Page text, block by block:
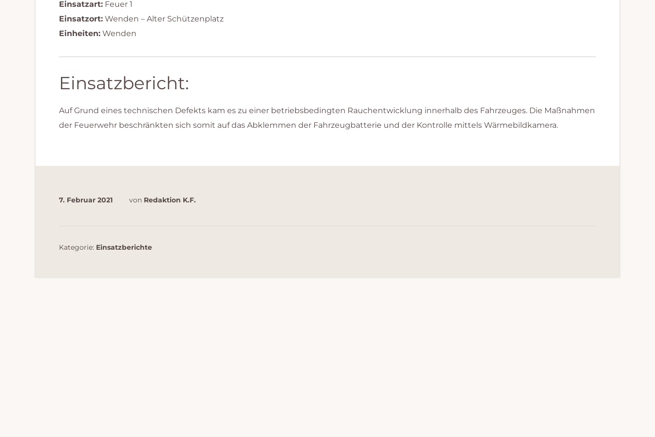
Einsatzart: Feuer 1
Einsatzort: Wenden – Alter Schützenplatz
Einheiten: Wenden
Einsatzbericht:
Auf Grund eines technischen Defekts kam es zu einer betriebsbedingten Rauchentwicklung innerhalb des Fahrzeuges. Die Maßnahmen
der Feuerwehr beschränkten sich somit auf das Abklemmen der Fahrzeugbatterie und der Kontrolle mittels Wärmebildkamera.
7. Februar 2021 von Redaktion K.F.
Kategorie: Einsatzberichte